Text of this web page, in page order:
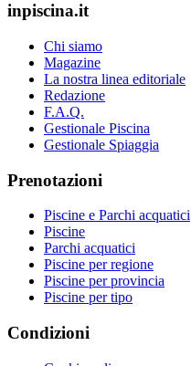
inpiscina.it
Chi siamo
Magazine
La nostra linea editoriale
Redazione
F.A.Q.
Gestionale Piscina
Gestionale Spiaggia
Prenotazioni
Piscine e Parchi acquatici
Piscine
Parchi acquatici
Piscine per regione
Piscine per provincia
Piscine per tipo
Condizioni